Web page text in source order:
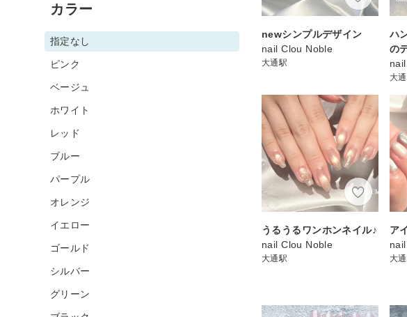
newシンプルデザイン
nail Clou Noble
大通駅
ハ
の
大
うるうるワンホンネイル♪
nail Clou Noble
大通駅
ア
大
カラー
指定なし
ピンク
ベージュ
ホワイト
レッド
ブルー
パープル
オレンジ
イエロー
ゴールド
シルバー
グリーン